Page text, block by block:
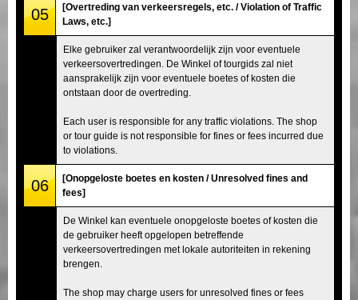
05
[Overtreding van verkeersregels, etc. / Violation of Traffic
Laws, etc.]
Elke gebruiker zal verantwoordelijk zijn voor eventuele
verkeersovertredingen. De Winkel of tourgids zal niet
aansprakelijk zijn voor eventuele boetes of kosten die
ontstaan door de overtreding.
Each user is responsible for any traffic violations. The shop
or tour guide is not responsible for fines or fees incurred due
to violations.
06
[Onopgeloste boetes en kosten / Unresolved fines and
fees]
De Winkel kan eventuele onopgeloste boetes of kosten die
de gebruiker heeft opgelopen betreffende
verkeersovertredingen met lokale autoriteiten in rekening
brengen.
The shop may charge users for unresolved fines or fees